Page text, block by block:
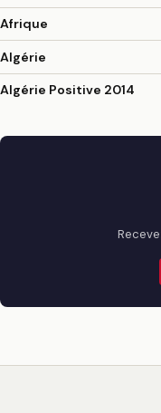
Afrique
Algérie
Algérie Positive 2014